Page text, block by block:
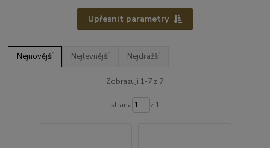
Upřesnit parametry
Nejnovější Nejlevnější Nejdražší
Zobrazuji 1-7 z 7
strana z 1